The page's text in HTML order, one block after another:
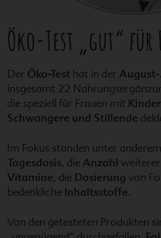
Öko-Test „gut“ für
Der Öko-Test hat in der
insgesamt 22
die speziell für Frauen mit
Schwangere und Stillende
Im Fokus standen unter
Tagesdosis, dieAnzahl weiterer
Vitamine, die Dosierung von
bedenkliche Inhaltsstoffe.
Von den getesteten Produkten